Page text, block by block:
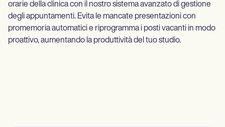
orarie della clinica con il nostro sistema avanzato di gestione
degli appuntamenti. Evita le mancate presentazioni con
promemoria automatici e riprogramma i posti vacanti in modo
proattivo, aumentando la produttività del tuo studio.